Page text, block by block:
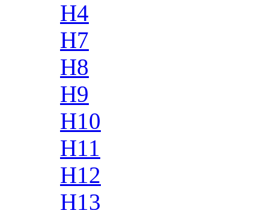
H4
H7
H8
H9
H10
H11
H12
H13